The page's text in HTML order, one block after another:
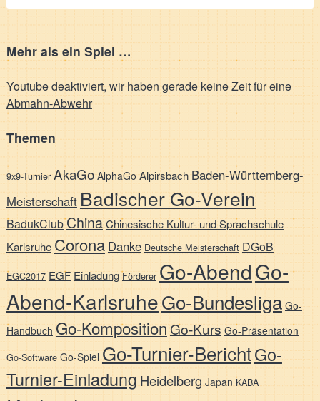
Mehr als ein Spiel …
Youtube deaktiviert, wir haben gerade keine Zeit für eine
Abmahn-Abwehr
Themen
9x9-Turnier AkaGo AlphaGo Alpirsbach Baden-Württemberg-
Meisterschaft Badischer Go-Verein
BadukClubChinaChinesische Kultur- und Sprachschule
KarlsruheCorona Danke Deutsche Meisterschaft DGoB
EGC2017 EGF Einladung Förderer Go-AbendGo-
Abend-KarlsruheGo-Bundesliga Go-
Handbuch Go-KompositionGo-Kurs Go-Präsentation
Go-Software Go-Spiel Go-Turnier-BerichtGo-
Turnier-EinladungHeidelberg Japan KABA